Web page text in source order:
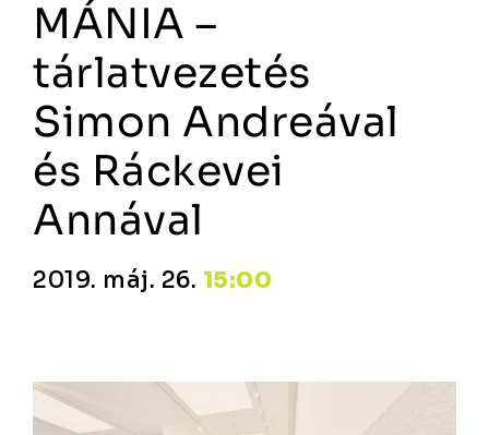
MÁNIA –
tárlatvezetés
Simon Andreával
és Ráckevei
Annával
2019. máj. 26. 15:00